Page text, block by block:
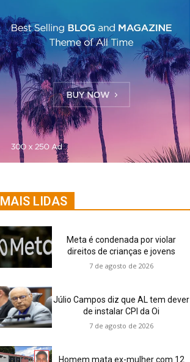
MAIS LIDAS
Meta é condenada por violar
direitos de crianças e jovens
7 de agosto de 2026
Júlio Campos diz que AL tem dever
de instalar CPI da Oi
7 de agosto de 2026
Homem mata ex-mulher com 12